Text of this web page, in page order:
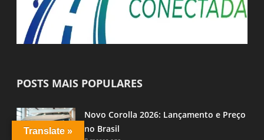
POSTS MAIS POPULARES
Novo Corolla 2026: Lançamento e Preço
no Brasil
Translate »